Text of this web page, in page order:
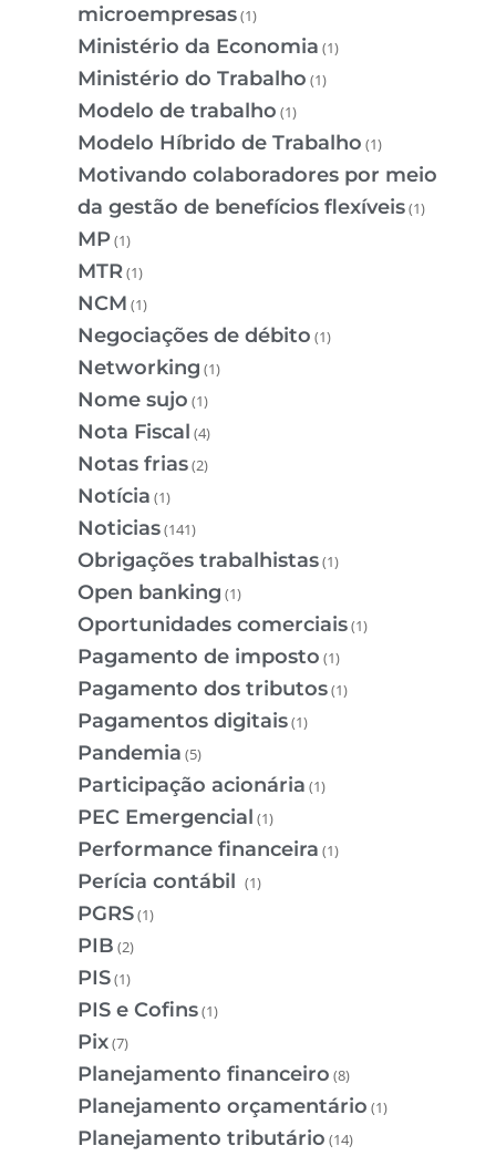
microempresas(1)
Ministério da Economia (1)
Ministério do Trabalho (1)
Modelo de trabalho (1)
Modelo Híbrido de Trabalho (1)
Motivando colaboradores por meio
da gestão de benefícios flexíveis(1)
MP(1)
MTR(1)
NCM (1)
Negociações de débito (1)
Networking (1)
Nome sujo (1)
Nota Fiscal (4)
Notas frias(2)
Notícia (1)
Noticias(141)
Obrigações trabalhistas(1)
Open banking (1)
Oportunidades comerciais(1)
Pagamento de imposto (1)
Pagamento dos tributos(1)
Pagamentos digitais(1)
Pandemia (5)
Participação acionária (1)
PEC Emergencial (1)
Performance financeira (1)
Perícia contábil (1)
PGRS(1)
PIB (2)
PIS(1)
PIS e Cofins(1)
Pix(7)
Planejamento financeiro (8)
Planejamento orçamentário (1)
Planejamento tributário (14)